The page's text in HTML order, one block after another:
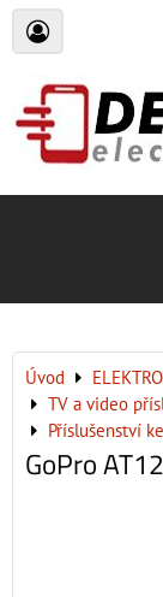
Úvod
TV a video
Příslušenství
GoPro